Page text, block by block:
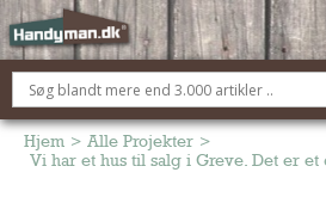
OM HANDYMAN.DK
FÅ 3 TILBUD
Hjem > Alle Projekter >
Vi har et hus til salg i Greve. Det er